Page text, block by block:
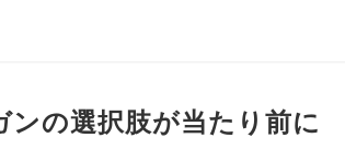
ンの選択肢が当たり前に